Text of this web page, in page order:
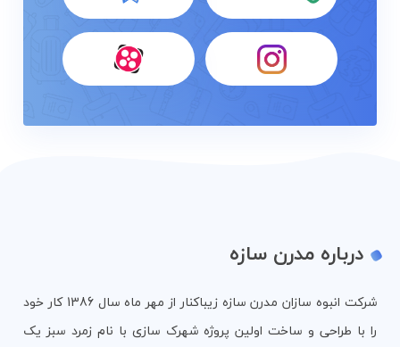
درباره مدرن سازه
شرکت انبوه سازان مدرن سازه زیباکنار از مهر ماه سال 1386 کار خود
را با طراحی و ساخت اولین پروژه شهرک سازی با نام زمرد سبز یک